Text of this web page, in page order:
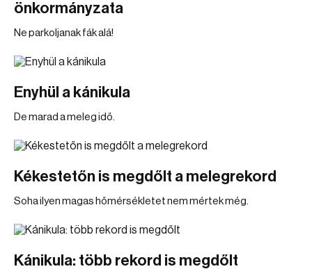
önkormányzata
Ne parkoljanak fák alá!
Enyhül a kánikula
De marad a meleg idő.
Kékestetőn is megdőlt a melegrekord
Soha ilyen magas hőmérsékletet nem mértek még.
Kánikula: több rekord is megdőlt